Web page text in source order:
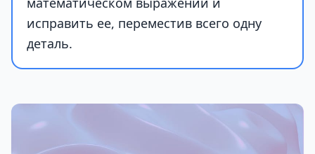
исправить ее, переместив всего одну
деталь.